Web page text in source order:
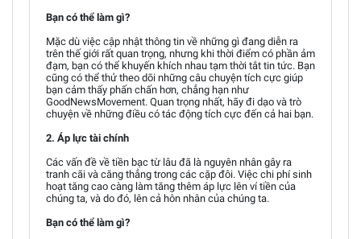
Bạn có thể làm gì?
Mặc dù việc cập nhật thông tin về những gì đang diễn ra
trên thế giới rất quan trọng, nhưng khi thời điểm có phần ảm
đạm, bạn có thể khuyến khích nhau tạm thời tắt tin tức. Bạn
cũng có thể thử theo dõi những câu chuyện tích cực giúp
bạn cảm thấy phấn chấn hơn, chẳng hạn như
GoodNewsMovement. Quan trọng nhất, hãy đi dạo và trò
chuyện về những điều có tác động tích cực đến cả hai bạn.
2. Áp lực tài chính
Các vấn đề về tiền bạc từ lâu đã là nguyên nhân gây ra
tranh cãi và căng thẳng trong các cặp đôi. Việc chi phí sinh
hoạt tăng cao càng làm tăng thêm áp lực lên ví tiền của
chúng ta, và do đó, lên cả hôn nhân của chúng ta.
Bạn có thể làm gì?